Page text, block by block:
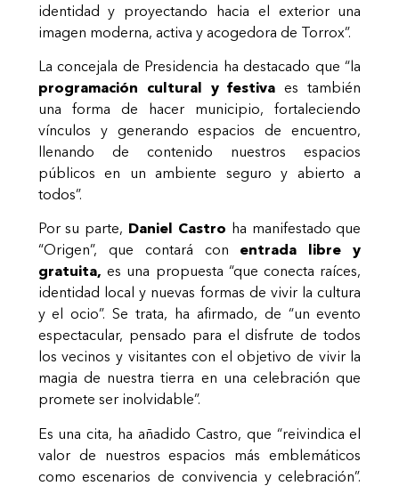
identidad y proyectando hacia el exterior una
imagen moderna, activa y acogedora de Torrox”.
La concejala de Presidencia ha destacado que “la
programación cultural y festiva es también
una forma de hacer municipio, fortaleciendo
vínculos y generando espacios de encuentro,
llenando de contenido nuestros espacios
públicos en un ambiente seguro y abierto a
todos”.
Por su parte, Daniel Castro ha manifestado que
“Origen”, que contará con entrada libre y
gratuita, es una propuesta “que conecta raíces,
identidad local y nuevas formas de vivir la cultura
y el ocio”. Se trata, ha afirmado, de “un evento
espectacular, pensado para el disfrute de todos
los vecinos y visitantes con el objetivo de vivir la
magia de nuestra tierra en una celebración que
promete ser inolvidable”.
Es una cita, ha añadido Castro, que “reivindica el
valor de nuestros espacios más emblemáticos
como escenarios de convivencia y celebración”.